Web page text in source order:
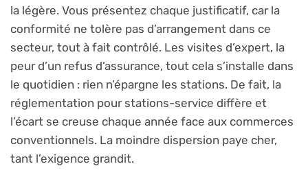
la légère. Vous présentez chaque justificatif, car la
conformité ne tolère pas d’arrangement dans ce
secteur, tout à fait contrôlé. Les visites d’expert, la
peur d’un refus d’assurance, tout cela s’installe dans
le quotidien : rien n’épargne les stations. De fait, la
réglementation pour stations-service diffère et
l’écart se creuse chaque année face aux commerces
conventionnels. La moindre dispersion paye cher,
tant l’exigence grandit.